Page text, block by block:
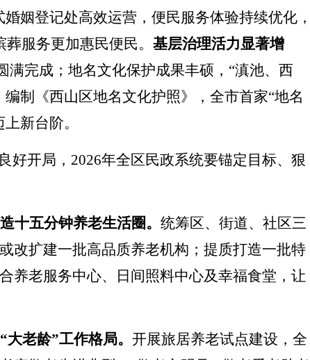
婚姻登记处高效运营，便民服务体验持续优化，
服务更加惠民便民。 基层治理活力显著增
满完成；地名文化保护成果丰硕， “滇池、西
制《西山区地名文化护照》，全市首家“地名
上新台阶。
好开局， 2026年全区民政系统要锚定目标、狠
十五分钟养老生活圈。 统筹区、街道、社区三
改扩建一批高品质养老机构；提质打造一批特
养老服务中心、日间照料中心及幸福食堂，让
“大老龄”工作格局。 开展旅居养老试点建设，全